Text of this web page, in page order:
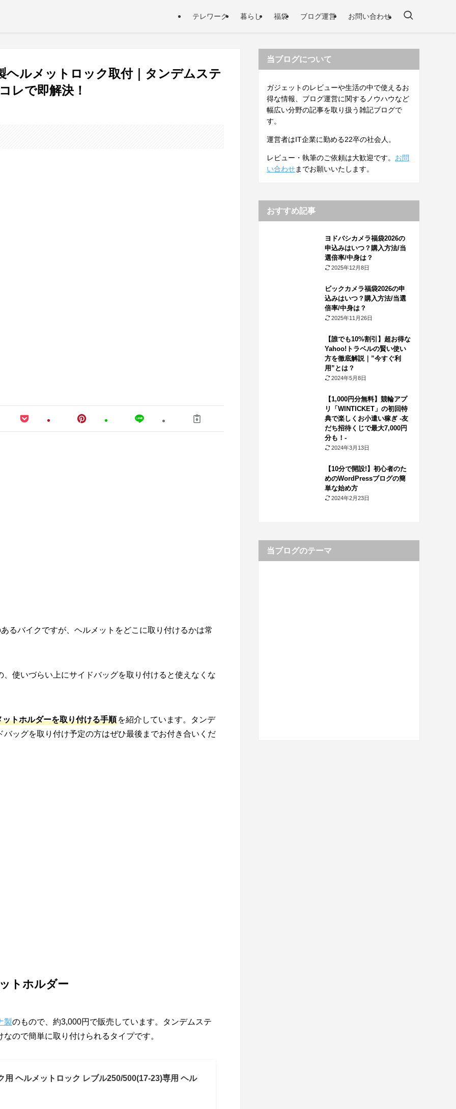
テレワーク 暮らし 福袋 ブログ運営 お問い合わせ
ヘルメットロック取付｜タンデムステ
レで即解決！
るバイクですが、ヘルメットをどこに取り付けるかは常
使いづらい上にサイドバッグを取り付けると使えなくな
トホルダーを取り付ける手順 を紹介しています。タンデ
ッグを取り付け予定の方はぜひ最後までお付き合いくだ
トホルダー
製のもので、約3,000円で販売しています。タンデムステ
ので簡単に取り付けられるタイプです。
用 ヘルメットロック レブル250/500(17-23)専用 ヘル
当ブログについて
ガジェットのレビューや生活の中で使えるお
得な情報、ブログ運営に関するノウハウなど
幅広い分野の記事を取り扱う雑記ブログで
す。
運営者はIT企業に勤める22卒の社会人。
レビュー・執筆のご依頼は大歓迎です。 お問
い合わせまでお願いいたします。
おすすめ記事
ヨドバシカメラ福袋2026の
申込みはいつ？購入方法/当
選倍率/中身は？
2025年12月8日
ビックカメラ福袋2026の申
込みはいつ？購入方法/当選
倍率/中身は？
2025年11月26日
【誰でも10%割引】超お得な
Yahoo!トラベルの賢い使い
方を徹底解説｜”今すぐ利
用”とは？
2024年5月8日
【1,000円分無料】競輪アプ
リ「WINTICKET」の初回特
典で楽しくお小遣い稼ぎ -友
だち招待くじで最大7,000円
分も！-
2024年3月13日
【10分で開設!】初心者のた
めのWordPressブログの簡
単な始め方
2024年2月23日
当ブログのテーマ